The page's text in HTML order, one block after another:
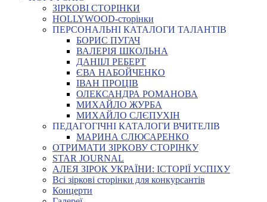
ЗІРКОВІ СТОРІНКИ
HOLLYWOOD-сторінки
ПЕРСОНАЛЬНІ КАТАЛОГИ ТАЛАНТІВ
БОРИС ПУГАЧ
ВАЛЕРІЯ ШКОЛЬНА
ДАНІІЛ РЕБЕРТ
ЄВА НАБОЙЧЕНКО
ІВАН ПРОЦІВ
ОЛЕКСАНДРА РОМАНОВА
МИХАЙЛО ЖУРБА
МИХАЙЛО СЛЄПУХІН
ПЕДАГОГІЧНІ КАТАЛОГИ ВЧИТЕЛІВ
МАРИНА СЛЮСАРЕНКО
ОТРИМАТИ ЗІРКОВУ СТОРІНКУ
STAR JOURNAL
АЛЕЯ ЗІРОК УКРАЇНИ: ІСТОРІЇ УСПІХУ
Всі зіркові сторінки для конкурсантів
Концерти